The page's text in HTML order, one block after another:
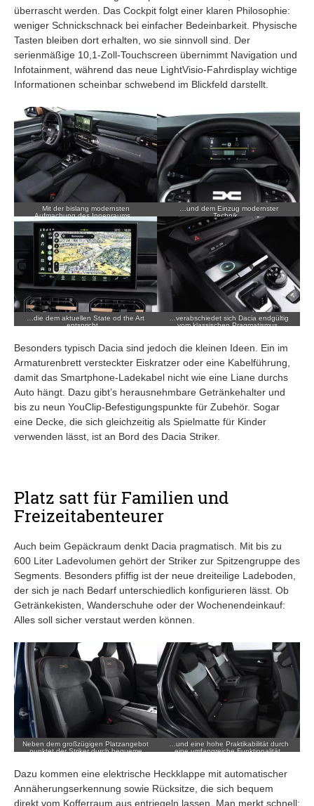
überrascht werden. Das Cockpit folgt einer klaren Philosophie:
weniger Schnickschnack bei einfacher Bedeinbarkeit. Physische
Tasten bleiben dort erhalten, wo sie sinnvoll sind. Der
serienmäßige 10,1-Zoll-Touchscreen übernimmt Navigation und
Infotainment, während das neue LightVisio-Fahrdisplay wichtige
Informationen scheinbar schwebend im Blickfeld darstellt.
Mit der bislang modernsten
Aufmachung des Innenraums…
…und dem Einzug modernster
Technik…
…die dem aktuellen State od the Art
entspricht…
…verabschiedet sich Dacia endgültig
vom klassischen Pragmatismus.
Besonders typisch Dacia sind jedoch die kleinen Ideen. Ein im
Armaturenbrett versteckter Eiskratzer oder eine Kabelführung,
damit das Smartphone-Ladekabel nicht wie eine Liane durchs
Auto hängt. Dazu gibt’s herausnehmbare Getränkehalter und
bis zu neun YouClip-Befestigungspunkte für Zubehör. Sogar
eine Decke, die sich gleichzeitig als Spielmatte für Kinder
verwenden lässt, ist an Bord des Dacia Striker.
Platz satt für Familien und
Freizeitabenteurer
Auch beim Gepäckraum denkt Dacia pragmatisch. Mit bis zu
600 Liter Ladevolumen gehört der Striker zur Spitzengruppe des
Segments. Besonders pfiffig ist der neue dreiteilige Ladeboden,
der sich je nach Bedarf unterschiedlich konfigurieren lässt. Ob
Getränkekisten, Wanderschuhe oder der Wochenendeinkauf:
Alles soll sicher verstaut werden können.
Neben dem großzügigen Platzangebot
punktet der Striker durch bequeme
…und eine hohe Praktikabilität durch
eine umfangreiche Funktionalität.
Dazu kommen eine elektrische Heckklappe mit automatischer
Annäherungserkennung sowie Rücksitze, die sich bequem
direkt vom Kofferraum aus entriegeln lassen. Man merkt schnell: